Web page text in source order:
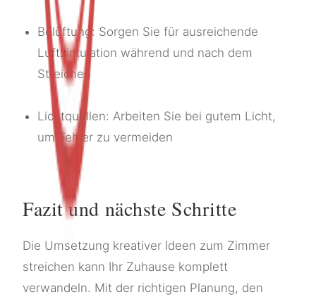
Belüftung: Sorgen Sie für ausreichende
Luftzirkulation während und nach dem
Streichen
Lichtquellen: Arbeiten Sie bei gutem Licht,
um Fehler zu vermeiden
Fazit und nächste Schritte
Die Umsetzung kreativer Ideen zum Zimmer
streichen kann Ihr Zuhause komplett
verwandeln. Mit der richtigen Planung, den